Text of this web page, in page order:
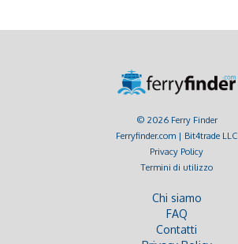
© 2026 Ferry Finder
Ferryfinder.com | Bit4trade LLC
Privacy Policy
Termini di utilizzo
Chi siamo
FAQ
Contatti